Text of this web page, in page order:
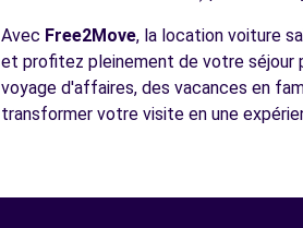
Avec Free2Move, la location voiture
et profitez pleinement de votre séjour
voyage d'affaires, des vacances en
transformer votre visite en une